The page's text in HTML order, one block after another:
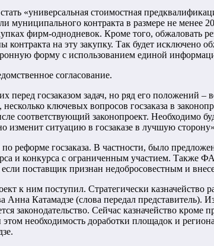
«универсальная стоимостная
муниципального контракта в размере не
фирм-однодневок. Кроме того, обжаловать
контракта на эту закупку. Так будет
форму с использованием единой
согласование.
перед госзаказом задач, но ряд его
ключевых вопросов госзаказа в
соответствующий законопроект. Необходимо
изменит ситуацию в госзаказе в лучшую
реформе госзаказа. В частности, было
и конкурса с ограниченным участием. Также
если поставщик признан недобросовестным и
к ним поступил. Стратегически
Анна Катамадзе (слова передал
законодательство. Сейчас казначейство
необходимость доработки площадок и